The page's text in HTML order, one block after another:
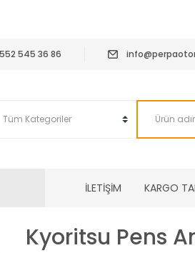
545 36 86
İLETİŞİM KARGO
Kyoritsu Pens